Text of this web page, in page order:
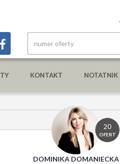
KONTAKT NOTATNIK
20
OFERT
DOMINIKA DOMANIECKA